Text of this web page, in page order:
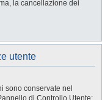
la cancellazione dei
utente
sono conservate nel
di Controllo Utente;